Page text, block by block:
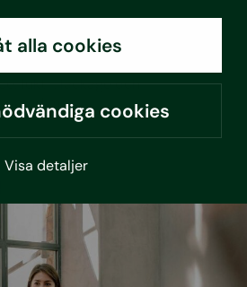
alla cookies
cookies
Visa detaljer
fukt-, läckage och
med mera.